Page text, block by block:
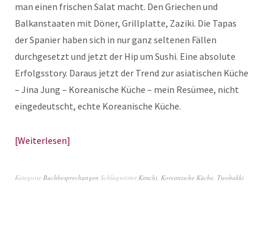
man einen frischen Salat macht. Den Griechen und
Balkanstaaten mit Döner, Grillplatte, Zaziki. Die Tapas
der Spanier haben sich in nur ganz seltenen Fällen
durchgesetzt und jetzt der Hip um Sushi. Eine absolute
Erfolgsstory. Daraus jetzt der Trend zur asiatischen Küche
– Jina Jung – Koreanische Küche – mein Resümee, nicht
eingedeutscht, echte Koreanische Küche.
Weiterlesen
Kategorie Buchbesprechungen SchlagwörterKimchi, Koreanische Küche, Tteobakki